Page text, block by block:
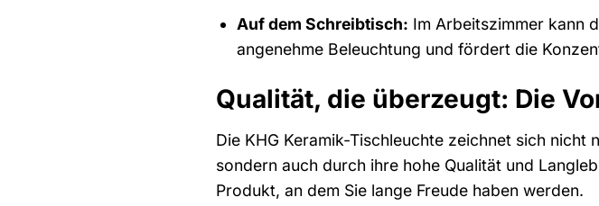
Auf dem Schreibtisch: Im Arbeitszimmer kann
angenehme Beleuchtung und fördert die
Qualität, die überzeugt: Die
Die KHG Keramik-Tischleuchte zeichnet sich
sondern auch durch ihre hohe Qualität und
Produkt, an dem Sie lange Freude haben werden.